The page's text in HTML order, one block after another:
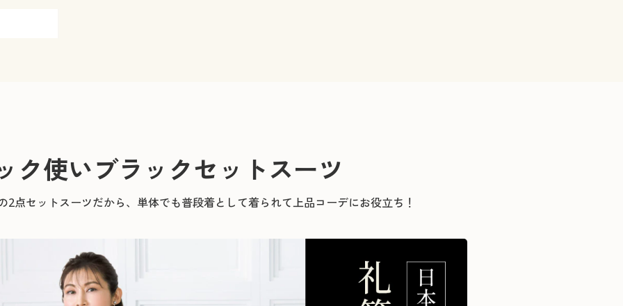
ク使いブラックセットスーツ
2点セットスーツだから、単体でも普段着として着られて上品コーデにお役立ち！